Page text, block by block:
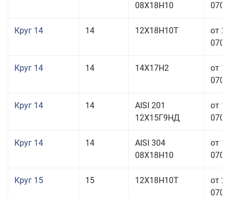
08Х18Н10
Круг 14 14 12Х18Н10Т
от
Круг 14 14 14Х17Н2
от
Круг 14 14
AISI 201
12Х15Г9НД
от
Круг 14 14
AISI 304
08Х18Н10
от
Круг 15 15 12Х18Н10Т
от